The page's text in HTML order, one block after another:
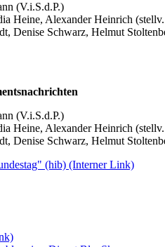
(V.i.S.d.P.)
Heine, Alexander Heinrich
Denise Schwarz, Helmut
(V.i.S.d.P.)
Heine, Alexander Heinrich
Denise Schwarz, Helmut
(hib) (Interner Link)